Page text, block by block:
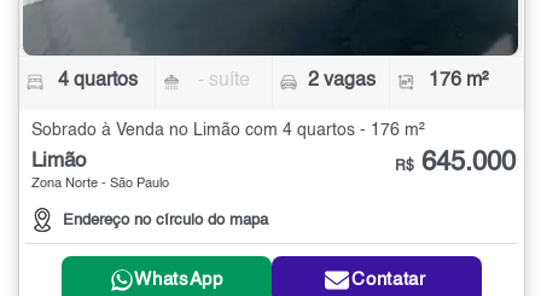
4 quartos - suíte 2 vagas 176 m²
Sobrado à Venda no Limão com 4 quartos - 176 m²
Limão
Zona Norte - São Paulo
Endereço no círculo do mapa
R$ 645.000
WhatsApp Contatar